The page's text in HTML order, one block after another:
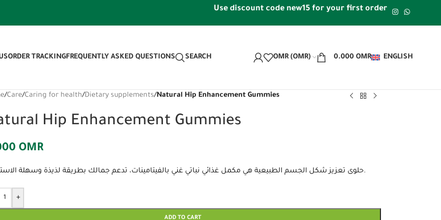
Use discount code new15 for your first order | Free shipping
ORDER TRACKINGFREQUENTLY ASKED QUESTIONS SEARCH OMR (OMR) 0.000 OMR ENGLISH
/Care/Caring for health/Dietary supplements/Natural Hip Enhancement Gummies
Hip Enhancement Gummies
OMR
حلوى تعزيز شكل الجسم الطبيعية هي مكمل غذائي نباتي غني بالفيتامينات، تدعم جمالك بطريقة لذيذة وسهلة الاستخدام.
+
ADD TO CART